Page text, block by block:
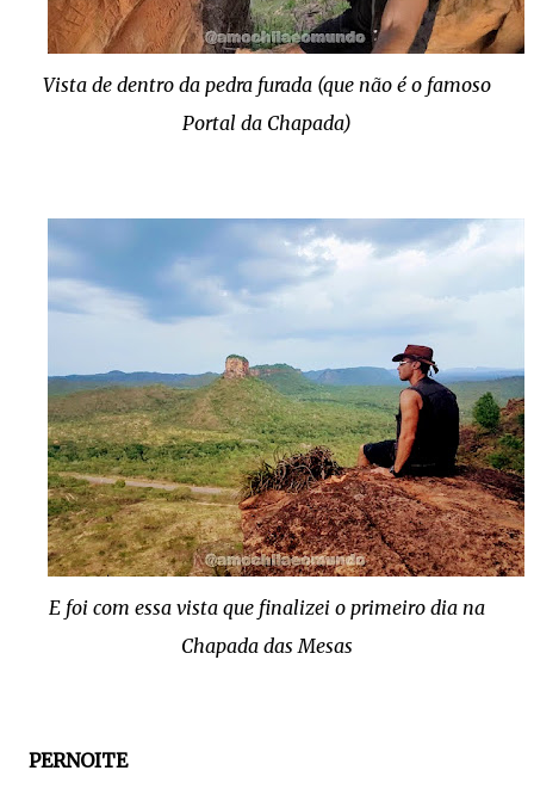
Vista de dentro da pedra furada (que não é o famoso
Portal da Chapada)
E foi com essa vista que finalizei o primeiro dia na
Chapada das Mesas
PERNOITE